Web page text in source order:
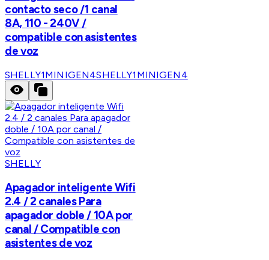
contacto seco /1 canal
8A, 110 - 240V /
compatible con asistentes
de voz
SHELLY1MINIGEN4SHELLY1MINIGEN4
SHELLY
Apagador inteligente Wifi
2.4 / 2 canales Para
apagador doble / 10A por
canal / Compatible con
asistentes de voz